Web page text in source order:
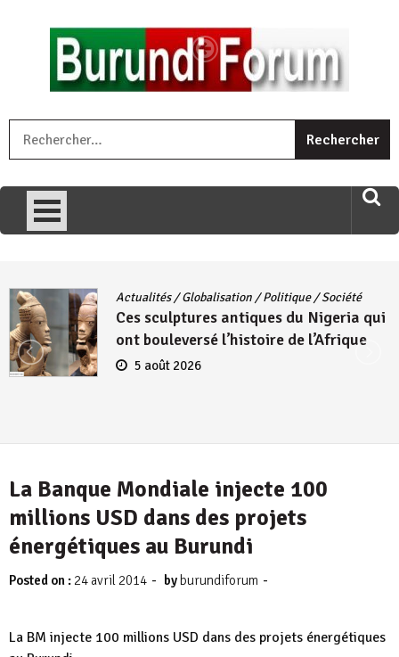
umariye umuryango wawe canke igihugu cakwibarutse .Wewe
uri ngaha ndagusigiye iki kibazo : Uriko ukora iki kugira ngo
Actualités/Globalisation /Politique/Société
Ces sculptures antiques du Nigeria qui
ont bouleversé l’histoire de l’Afrique
5 août 2026
La Banque Mondiale injecte 100
millions USD dans des projets
énergétiques au Burundi
Posted on : 24 avril 2014 - by burundiforum -
La BM injecte 100 millions USD dans des projets énergétiques